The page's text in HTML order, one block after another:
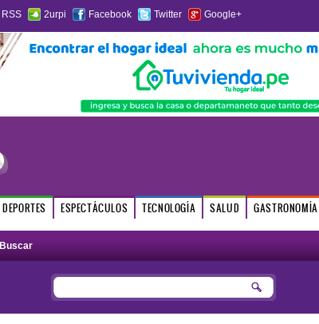
RSS 2urpi Facebook Twitter Google+
DEPORTES ESPECTÁCULOS TECNOLOGÍA SALUD GASTRONOMÍA
Buscar